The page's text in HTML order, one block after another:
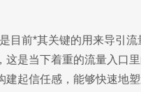
目前*其关键的用来导引
是当下着重的流量入口
起信任感，能够快速地